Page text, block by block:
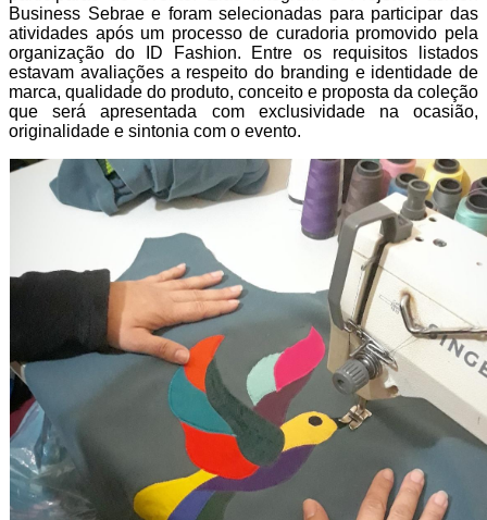
Business Sebrae e foram selecionadas para participar das
atividades após um processo de curadoria promovido pela
organização do ID Fashion. Entre os requisitos listados
estavam avaliações a respeito do branding e identidade de
marca, qualidade do produto, conceito e proposta da coleção
que será apresentada com exclusividade na ocasião,
originalidade e sintonia com o evento.